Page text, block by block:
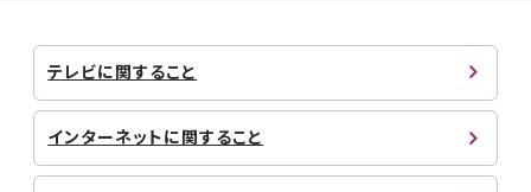
テレビに関すること
インターネットに関すること